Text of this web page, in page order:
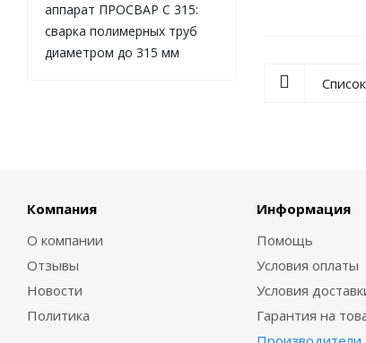
аппарат ПРОСВАР С 315:
сварка полимерных труб
диаметром до 315 мм
Компания
О компании
Отзывы
Новости
Политика
Информация
Помощь
Условия оплаты
Условия
Гарантия на